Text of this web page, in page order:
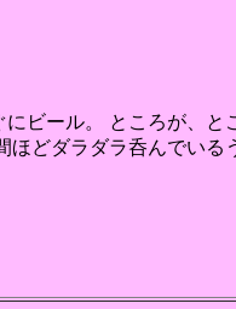
ビール。 ところが、
どダラダラ呑んでいる